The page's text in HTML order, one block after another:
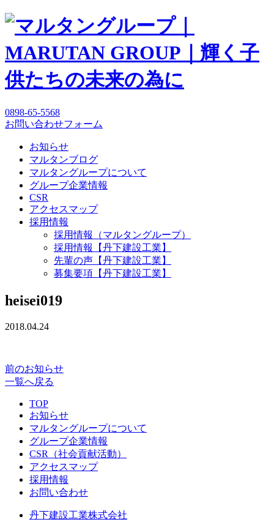
0898-65-5568
お問い合わせフォーム
お知らせ
マルタンブログ
マルタングループについて
グループ企業情報
CSR
アクセスマップ
採用情報
採用情報（マルタングループ）
採用情報【丹下建設工業】
先輩の声【丹下建設工業】
募集要項【丹下建設工業】
heisei019
2018.04.24
前のお知らせ
一覧へ戻る
TOP
お知らせ
マルタングループについて
グループ企業情報
CSR（社会貢献活動）
アクセスマップ
採用情報
お問い合わせ
丹下建設工業株式会社